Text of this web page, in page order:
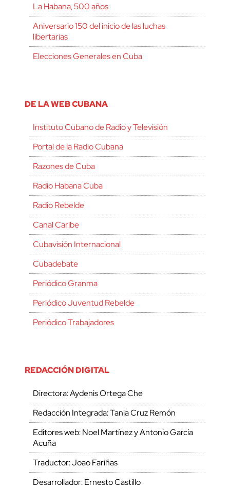
La Habana, 500 años
Aniversario 150 del inicio de las luchas
libertarias
Elecciones Generales en Cuba
DE LA WEB CUBANA
Instituto Cubano de Radio y Televisión
Portal de la Radio Cubana
Razones de Cuba
Radio Habana Cuba
Radio Rebelde
Canal Caribe
Cubavisión Internacional
Cubadebate
Periódico Granma
Periódico Juventud Rebelde
Periódico Trabajadores
REDACCIÓN DIGITAL
Directora: Aydenis Ortega Che
Redacción Integrada: Tania Cruz Remón
Editores web: Noel Martínez y Antonio García
Acuña
Traductor: Joao Fariñas
Desarrollador: Ernesto Castillo